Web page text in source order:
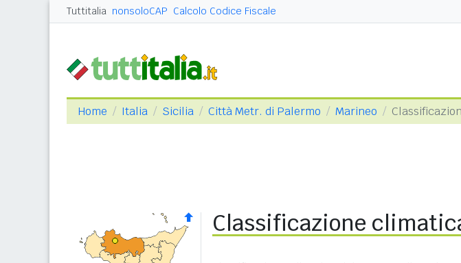
Tuttitalia nonsoloCAP Calcolo Codice Fiscale
Home Italia Sicilia Città Metr. di Palermo Marineo
Classificazione